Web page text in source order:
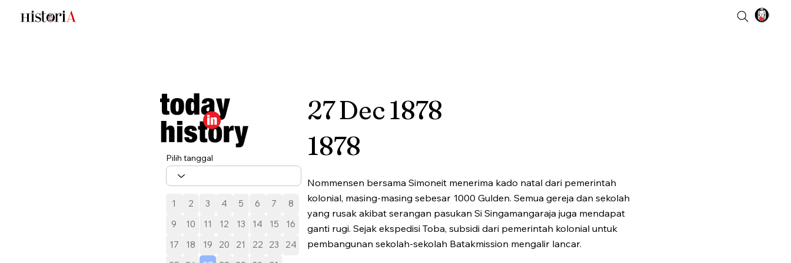
Pilih tanggal
1 2 3 4 5 6 7
8
9
10 11 12 13 14 15
16
17
18 19 20 21 22 23
24
27Dec1878
1878
Nommensen bersama Simoneit menerima kado natal dari pemerintah
kolonial, masing-masing sebesar 1000 Gulden. Semua gereja dan sekolah
yang rusak akibat serangan pasukan Si Singamangaraja juga mendapat
ganti rugi. Sejak ekspedisi Toba, subsidi dari pemerintah kolonial untuk
pembangunan sekolah-sekolah Batakmission mengalir lancar.